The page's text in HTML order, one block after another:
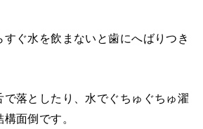
すぐ水を飲まないと歯にへばりつき
落としたり、水でぐちゅぐちゅ濯
面倒です。